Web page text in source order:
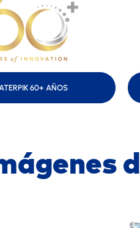
60+ AÑOS